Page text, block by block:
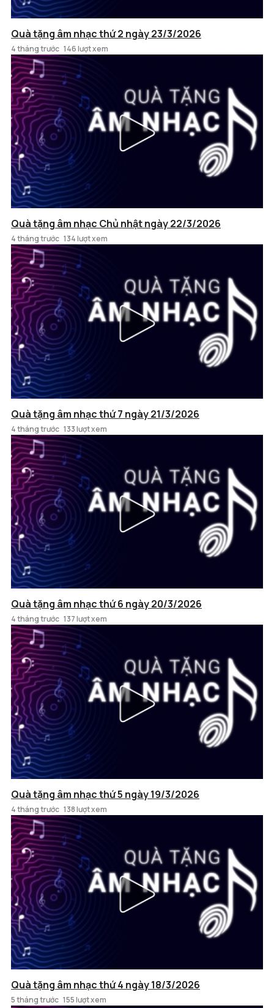
Quà tặng âm nhạc thứ 2 ngày 23/3/2026
4 tháng trước 146 lượt xem
Quà tặng âm nhạc Chủ nhật ngày 22/3/2026
4 tháng trước 134 lượt xem
Quà tặng âm nhạc thứ 7 ngày 21/3/2026
4 tháng trước 133 lượt xem
Quà tặng âm nhạc thứ 6 ngày 20/3/2026
4 tháng trước 137 lượt xem
Quà tặng âm nhạc thứ 5 ngày 19/3/2026
4 tháng trước 138 lượt xem
Quà tặng âm nhạc thứ 4 ngày 18/3/2026
5 tháng trước 155 lượt xem